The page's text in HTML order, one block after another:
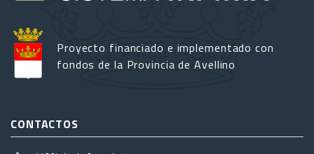
Proyecto financiado e implementado con
fondos de la Provincia de Avellino
CONTACTOS